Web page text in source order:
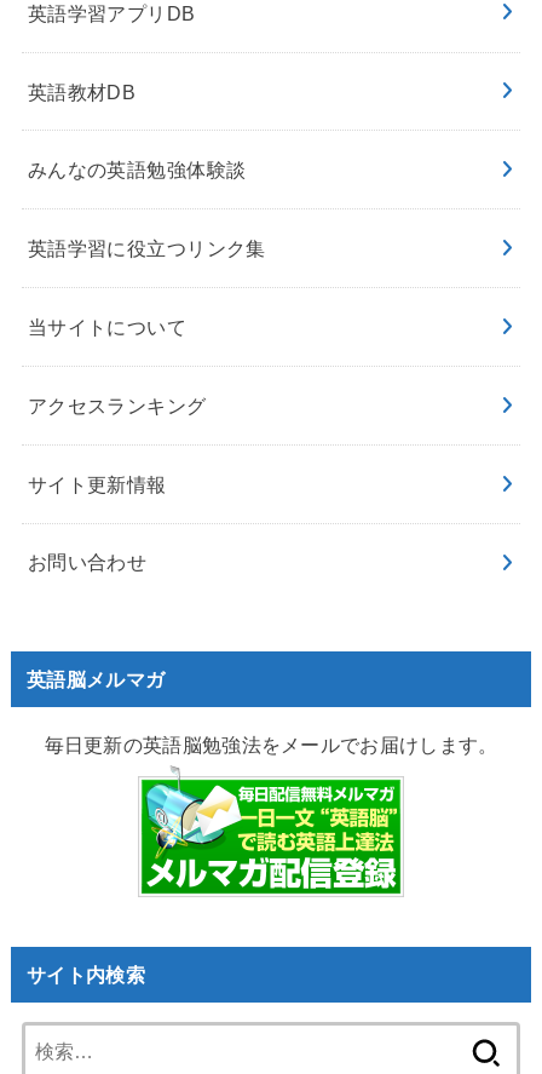
英語学習アプリDB
英語教材DB
みんなの英語勉強体験談
英語学習に役立つリンク集
当サイトについて
アクセスランキング
サイト更新情報
お問い合わせ
英語脳メルマガ
毎日更新の英語脳勉強法をメールでお届けします。
サイト内検索